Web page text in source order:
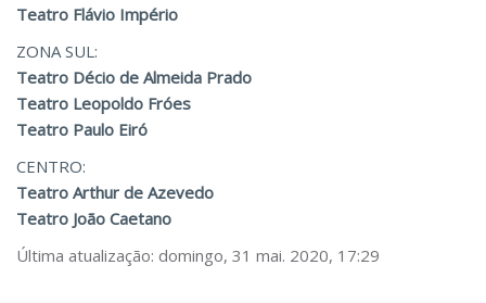
Teatro Flávio Império
ZONA SUL:
Teatro Décio de Almeida Prado
Teatro Leopoldo Fróes
Teatro Paulo Eiró
CENTRO:
Teatro Arthur de Azevedo
Teatro João Caetano
Última atualização: domingo, 31 mai. 2020, 17:29